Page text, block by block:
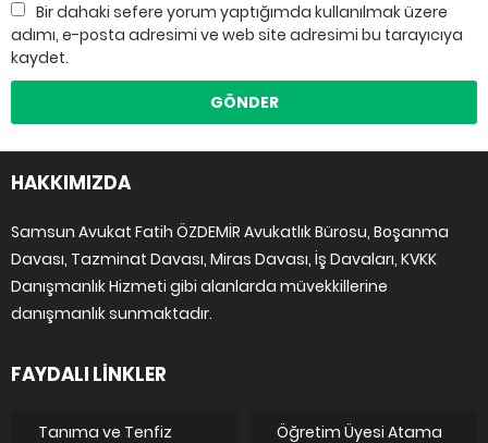
Bir dahaki sefere yorum yaptığımda kullanılmak üzere
adımı, e-posta adresimi ve web site adresimi bu tarayıcıya
kaydet.
HAKKIMIZDA
Samsun Avukat Fatih ÖZDEMİR Avukatlık Bürosu, Boşanma
Davası, Tazminat Davası, Miras Davası, İş Davaları, KVKK
Danışmanlık Hizmeti gibi alanlarda müvekkillerine
danışmanlık sunmaktadır.
FAYDALI LİNKLER
Tanıma ve Tenfiz
Öğretim Üyesi Atama